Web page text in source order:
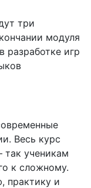
три
модуля
разработке игр
Весь курс
так ученикам
к сложному.
практику и